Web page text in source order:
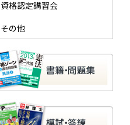
資格認定講習会
その他